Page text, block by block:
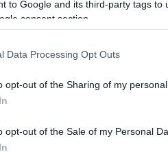
to Google and its third-party tags
consent section.
Data Processing Opt Outs
opt-out of the Sharing of my personal
opt-out of the Sale of my Personal
juttatott tovább a zsűri a
majd a
hogy az élő show-kban
Többen csalódást okoznak
alatt, de sokan viszont elő
közös bennük: mindannyian